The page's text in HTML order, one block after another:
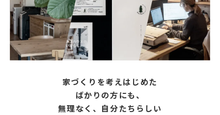
家づくりを考えはじめた
ばかりの方にも、
無理なく、自分たちらしい